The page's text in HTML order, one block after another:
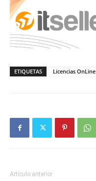
ETIQUETAS Licencias OnLine
Artículo anterior